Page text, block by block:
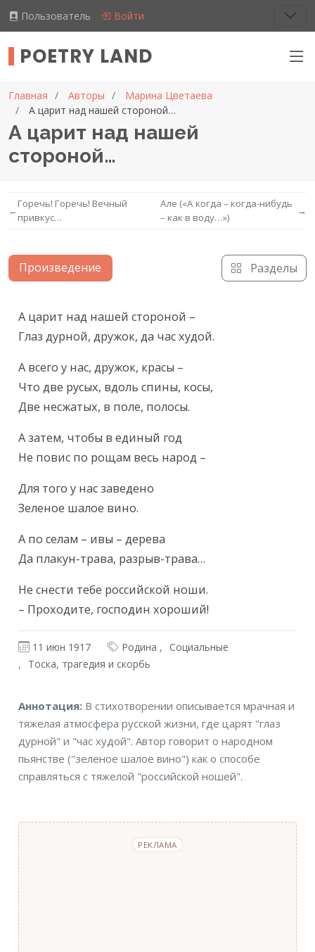
Пользователь Войти
POETRY LAND
Главная Авторы
Марина Цветаева
А царит над нашей стороной…
А царит над нашей
стороной…
←
Горечь! Горечь! Вечный
привкус…
Але («А когда – когда-нибудь
– как в воду…»)
→
Произведение Разделы
Текст произведения
А царит над нашей стороной –
Глаз дурной, дружок, да час худой.
А всего у нас, дружок, красы –
Что две русых, вдоль спины, косы,
Две несжатых, в поле, полосы.
А затем, чтобы в единый год
Не повис по рощам весь народ –
Для того у нас заведено
Зеленое шалое вино.
А по селам – ивы – дерева
Да плакун-трава, разрыв-трава…
Не снести тебе российской ноши.
– Проходите, господин хороший!
11 июн 1917 Родина
Социальные
Тоска, трагедия и скорбь
Аннотация
Аннотация: В стихотворении описывается мрачная и
тяжелая атмосфера русской жизни, где царят "глаз
дурной" и "час худой". Автор говорит о народном
пьянстве ("зеленое шалое вино") как о способе
справляться с тяжелой "российской ношей".
РЕКЛАМА